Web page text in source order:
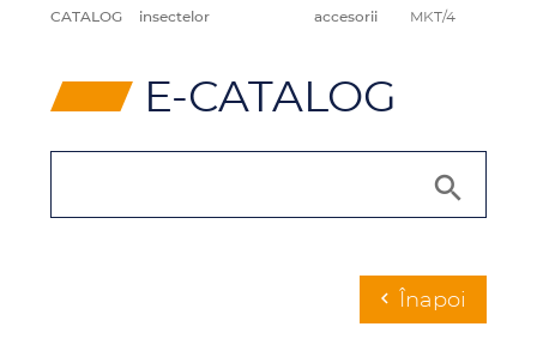
CATALOG
insectelor
accesorii
MKT/4
⸠ E-CATALOG
chevron_left Înapoi